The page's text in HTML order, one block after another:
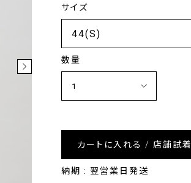
サイズ
数量
カートに入れる / 店舗試着
納期 : 翌営業日発送